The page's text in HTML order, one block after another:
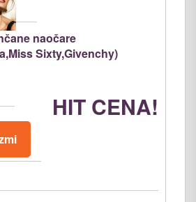
naočare
Sixty,Givenchy)
HIT CENA!